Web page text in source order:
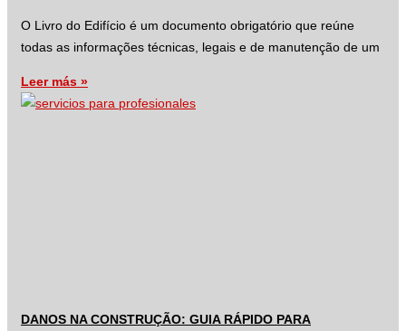
O Livro do Edifício é um documento obrigatório que reúne
todas as informações técnicas, legais e de manutenção de um
Leer más »
DANOS NA CONSTRUÇÃO: GUIA RÁPIDO PARA